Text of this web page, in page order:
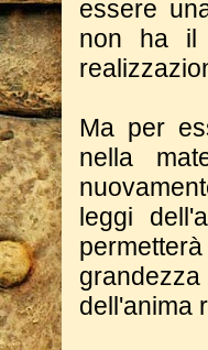
essere
non ha il
Ma per
nella
leggi
dell'anima